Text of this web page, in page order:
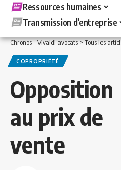
Ressources humaines
Transmission d’entreprise
Chronos - Vivaldi avocats>Tous les articles
COPROPRIÉTÉ
Opposition
au prix de
vente